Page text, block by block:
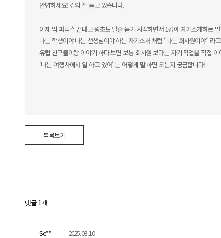
안녕하세요! 강의 잘 듣고 있습니다.
이제 막 파닉스 끝내고 왕초보 탈출 듣기 시작하면서 1강에 자기소개하는
나는 학생이야 나는 선생님이야 하는 자기소개 처럼 "나는 회사원이야" 라
유럽 친구들이랑 이야기 하다 보면 보통 회사원 보다는 자기 직업을 직접 이
'나는 여행사에서 일 하고 있어' 는 어떻게 말 하면 되는지 궁금합니다!
목록보기
댓글 1개
Se**
2025.03.10